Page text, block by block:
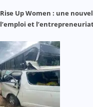
Rise Up Women : une
l’emploi et